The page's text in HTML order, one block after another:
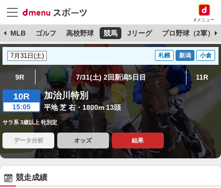
dメニュー
MLB ゴルフ 高校野球 競馬 Jリーグ プロ野球（2軍）
札幌 新潟 小倉
9R 7/31(土) 2回新潟5日目 11R
10R
15:05
加治川特別
平地 芝 右・1800m 13頭
サラ系 3歳以上 牝別定
データ分析 オッズ 結果
競走成績